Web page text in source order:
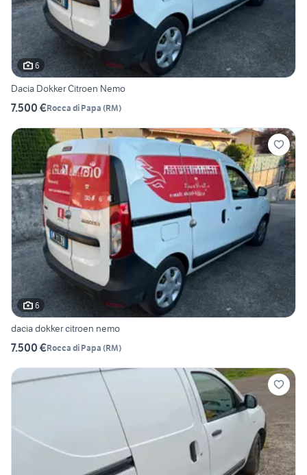
6
Dacia Dokker Citroen Nemo
7.500 €Rocca di Papa (RM)
6
dacia dokker citroen nemo
7.500 €Rocca di Papa (RM)